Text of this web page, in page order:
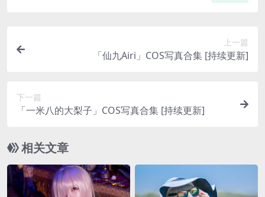
上一篇
「仙九Airi」COS写真合集 [持续更新]
下一篇
「一米八的大梨子」COS写真合集 [持续更新]
相关文章